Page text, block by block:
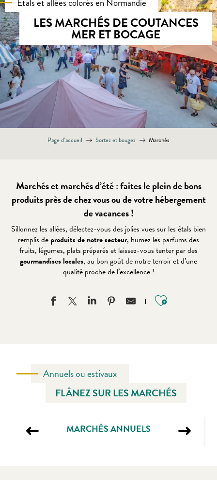
LES MARCHÉS DE COUTANCES
MER ET BOCAGE
Page d’accueil Sortez et bougez Marchés
Marchés et marchés d’été : faites le plein de bons
produits près de chez vous ou de votre hébergement
de vacances !
Sillonnez les allées, délectez-vous des jolies vues sur les étals bien
remplis de produits de notre secteur, humez les parfums des
fruits, légumes, plats préparés et laissez-vous tenter par des
gourmandises locales, au bon goût de notre terroir et d’une
qualité proche de l’excellence !
Ajouter
Annuels ou estivaux
FLÂNEZ SUR LES MARCHÉS
MARCHÉS ANNUELS